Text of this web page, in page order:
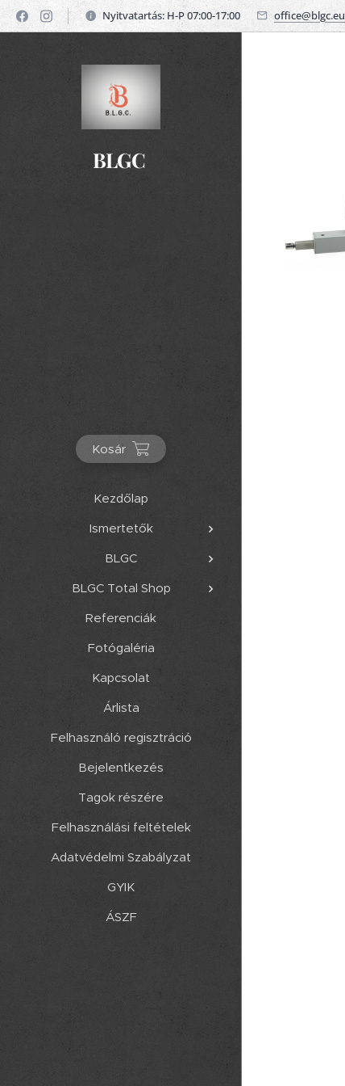
Nyitvatartás: H-P 07:00-17:00 office@blgc.eu
BLGC
Kosár
Kezdőlap
Ismertetők
BLGC
BLGC Total Shop
Referenciák
Fotógaléria
Kapcsolat
Árlista
Felhasználó regisztráció
Bejelentkezés
Tagok részére
Felhasználási feltételek
Adatvédelmi Szabályzat
GYIK
ÁSZF